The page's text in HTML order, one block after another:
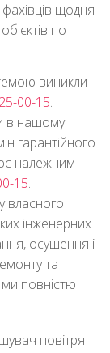
щодня
по
виникли
00-15.
в нашому
гарантійного
належним
15.
власного
інженерних
осушення і
та
повністю
повітря